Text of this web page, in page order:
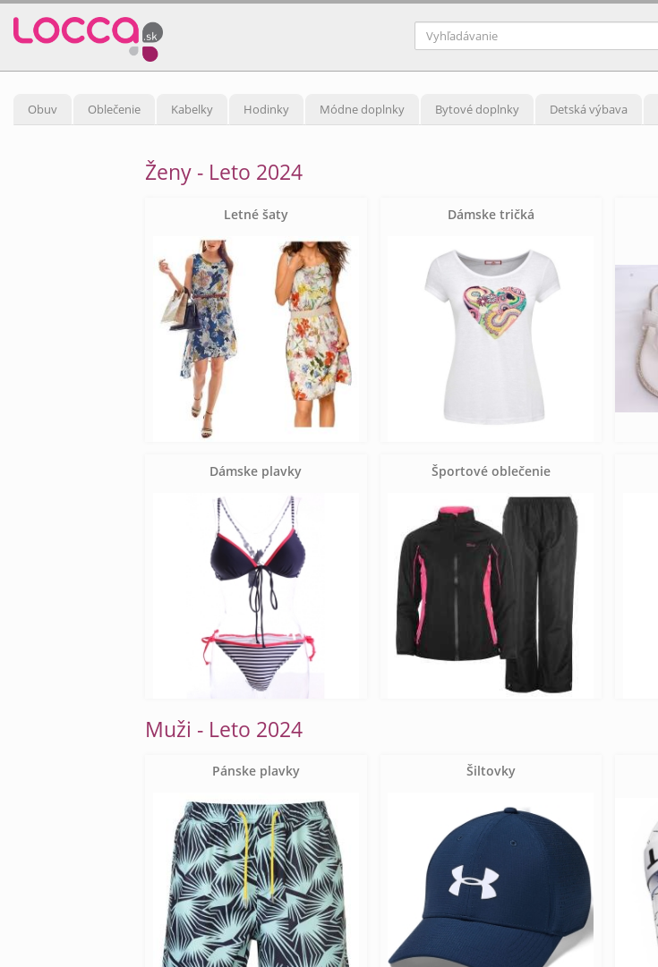
Obuv Oblečenie Kabelky Hodinky Módne doplnky Bytové doplnky Detská výbava
Ženy - Leto 2024
Letné šaty Dámske tričká
Dámske plavky Športové oblečenie
Muži - Leto 2024
Pánske plavky Šiltovky